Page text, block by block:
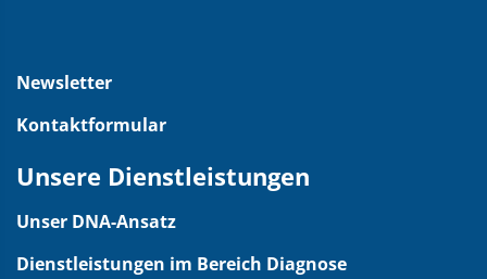
Newsletter
Kontaktformular
Unsere Dienstleistungen
Unser DNA-Ansatz
Dienstleistungen im Bereich Diagnose